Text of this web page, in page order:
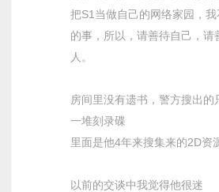
把S1当做自己的网络家园，
的事，所以，请善待自己，请
人。
房间里没有遗书，警方搜出的
一堆刻录碟
里面是他4年来搜集来的2D资
以前的交谈中我觉得他很迷